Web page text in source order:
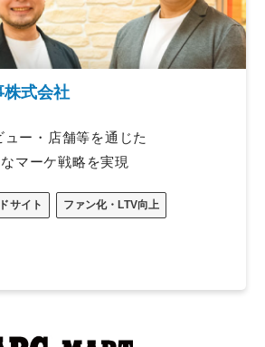
株式会社
ー・店舗等を通じた
マーケ戦略を実現
サイト ファン化・LTV向上